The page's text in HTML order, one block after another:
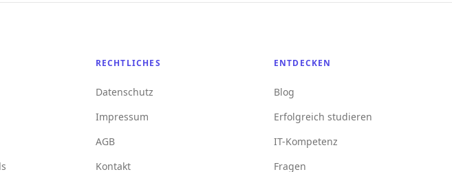
RECHTLICHES
Datenschutz
Impressum
AGB
Kontakt
ENTDECKEN
Blog
Erfolgreich studieren
IT-Kompetenz
Fragen